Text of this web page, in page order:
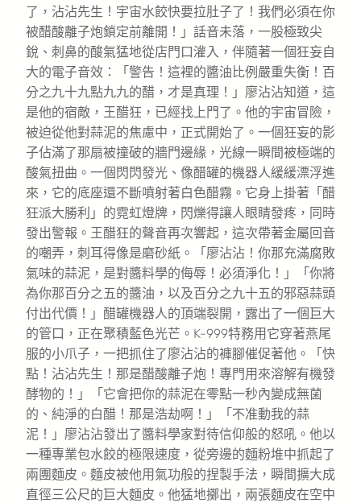
了，沾沾先生！宇宙水餃快要拉肚子了！我們必須在你
被醋酸離子炮鎖定前離開！」話音未落，一股極致尖
銳、刺鼻的酸氣猛地從店門口灌入，伴隨著一個狂妄自
大的電子音效：「警告！這裡的醬油比例嚴重失衡！百
分之九十九點九九的醋，才是真理！」廖沾沾知道，這
是他的宿敵，王醋狂，已經找上門了。他的宇宙冒險，
被迫從他對蒜泥的焦慮中，正式開始了。一個狂妄的影
子佔滿了那扇被撞破的牆門邊緣，光線一瞬間被極端的
酸氣扭曲。一個閃閃發光、像醋罐的機器人緩緩漂浮進
來，它的底座還不斷噴射著白色醋霧。它身上掛著「醋
狂派大勝利」的霓虹燈牌，閃爍得讓人眼睛發疼，同時
發出警報。王醋狂的聲音再次響起，這次帶著金屬回音
的嘲弄，刺耳得像是磨砂紙。「廖沾沾！你那充滿腐敗
氣味的蒜泥，是對醬料學的侮辱！必須淨化！」「你將
為你那百分之五的醬油，以及百分之九十五的邪惡蒜頭
付出代價！」醋罐機器人的頂端裂開，露出了一個巨大
的管口，正在聚積藍色光芒。K-999特務用它穿著燕尾
服的小爪子，一把抓住了廖沾沾的褲腳催促著他。「快
點！沾沾先生！那是醋酸離子炮！專門用來溶解有機發
酵物的！」「它會把你的蒜泥在零點一秒內變成無菌
的、純淨的白醋！那是浩劫啊！」「不准動我的蒜
泥！」廖沾沾發出了醬料學家對待信仰般的怒吼。他以
一種專業包水餃的極限速度，從旁邊的麵粉堆中抓起了
兩團麵皮。麵皮被他用氣功般的捏製手法，瞬間擴大成
直徑三公尺的巨大麵皮。他猛地擲出，兩張麵皮在空中